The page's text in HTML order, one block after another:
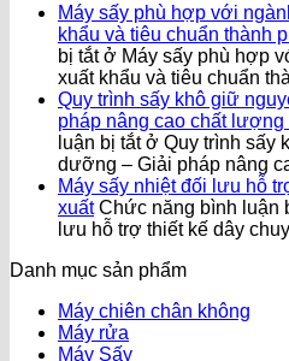
Máy sấy phù hợp với
khẩu và tiêu chuẩn thành
bị tắtở Máy sấy phù hợp
xuất khẩu và tiêu chuẩn
Quy trình sấy khô giữ
pháp nâng cao chất lượng
luận bị tắtở Quy trình sấy
dưỡng – Giải pháp nâng
Máy sấy nhiệt đối lưu hỗ
xuất Chức năng bình luận
lưu hỗ trợ thiết kế dây
Danh mục sản phẩm
Máy chiên chân không
Máy rửa
Máy Sấy